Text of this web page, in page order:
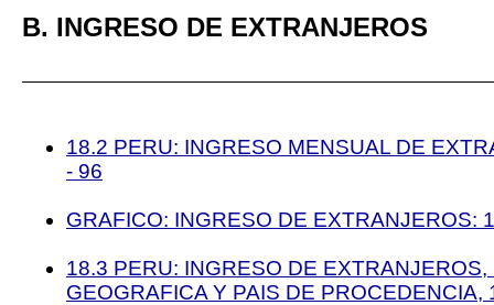
B. INGRESO DE EXTRANJEROS
18.2 PERU: INGRESO MENSUAL DE
- 96
GRAFICO: INGRESO DE EXTRANJEROS:
18.3 PERU: INGRESO DE
GEOGRAFICA Y PAIS DE PROCEDENCIA,